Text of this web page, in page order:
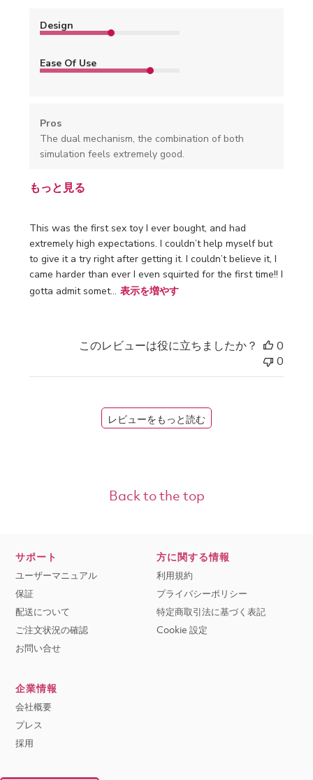
This was the first sex toy I ever bought, and had
extremely high expectations. I couldn’t help myself but
to give it a try right after getting it. I couldn’t believe it, I
came harder than ever I even squirted for the first time!! I
gotta admit somet... 表示を増やす
Design
Ease Of Use
Pros
The dual mechanism, the combination of both
simulation feels extremely good.
もっと見る
このレビューは役に立ちましたか？
0
0
レビューをもっと読む
Back to the top
サポート
ユーザーマニュアル
保証
配送について
ご注文状況の確認
お問い合せ
方に関する情報
利用規約
プライバシーポリシー
特定商取引法に基づく表記
Cookie 設定
企業情報
会社概要
プレス
採用